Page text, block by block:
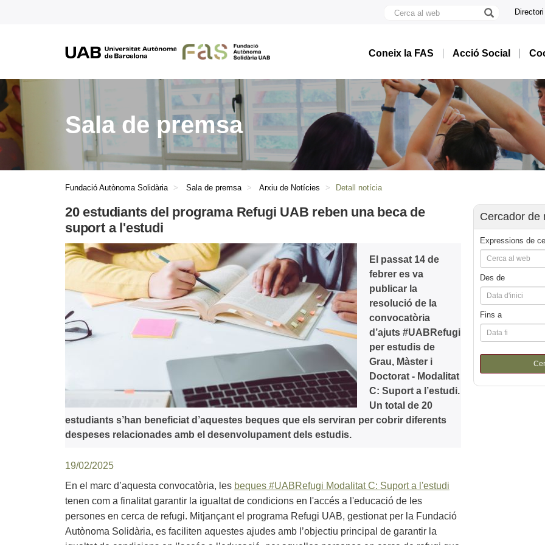
Cerca
Directori
Coneix la FAS Acció Social
Sala de premsa
Fundació Autònoma Solidària Sala de premsa Arxiu de Notícies Detall notícia
20 estudiants del programa Refugi UAB reben una beca de
suport a l'estudi
El passat 14 de
febrer es va
publicar la
resolució de la
convocatòria
d’ajuts #UABRefugi
per estudis de
Grau, Màster i
Doctorat - Modalitat
C: Suport a l’estudi.
Un total de 20
estudiants s’han beneficiat d’aquestes beques que els serviran per cobrir diferents
despeses relacionades amb el desenvolupament dels estudis.
19/02/2025
En el marc d’aquesta convocatòria, les beques #UABRefugi Modalitat C: Suport a l'estudi
tenen com a finalitat garantir la igualtat de condicions en l'accés a l'educació de les
persones en cerca de refugi. Mitjançant el programa Refugi UAB, gestionat per la Fundació
Autònoma Solidària, es faciliten aquestes ajudes amb l’objectiu principal de garantir la
Cercador de
Expressions de
Des de
Fins a